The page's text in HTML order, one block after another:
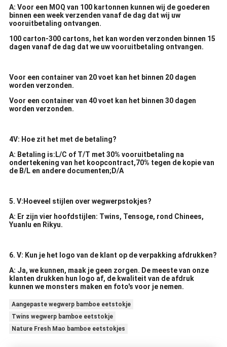
A: Voor een MOQ van 100 kartonnen kunnen wij de goederen
binnen een week verzenden vanaf de dag dat wij uw
vooruitbetaling ontvangen.
100 carton-300 cartons, het kan worden verzonden binnen 15
dagen vanaf de dag dat we uw vooruitbetaling ontvangen.
Voor een container van 20 voet kan het binnen 20 dagen
worden verzonden.
Voor een container van 40 voet kan het binnen 30 dagen
worden verzonden.
4V: Hoe zit het met de betaling?
A: Betaling is:L/C of T/T met 30% vooruitbetaling na
ondertekening van het koopcontract,70% tegen de kopie van
de B/L en andere documenten;D/A
5. V:Hoeveel stijlen over wegwerpstokjes?
A: Er zijn vier hoofdstijlen: Twins, Tensoge, rond Chinees,
Yuanlu en Rikyu.
6. V: Kun je het logo van de klant op de verpakking afdrukken?
A: Ja, we kunnen, maak je geen zorgen. De meeste van onze
klanten drukken hun logo af, de kwaliteit van de afdruk
kunnen we monsters maken en foto's voor je nemen.
Aangepaste wegwerp bamboe eetstokje
Twins wegwerp bamboe eetstokje
Nature Fresh Mao bamboe eetstokjes